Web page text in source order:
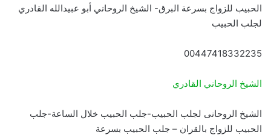
الحبيب للزواج بسرعة البرق- الشيخ الروحاني أبو عبيدالله القادري
لجلب الحبيب
00447418332235
الشيخ الروحاني القادري
الشيخ الروحانى لجلب الحبيب-جلب الحبيب خلال الساعة-جلب
الحبيب للزواج بالقران – جلب الحبيب بسرعة